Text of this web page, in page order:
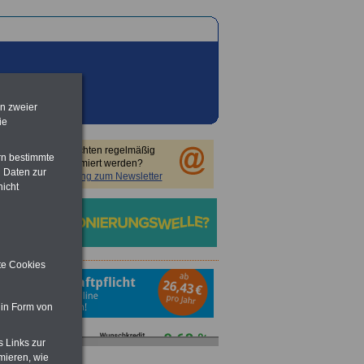
Sie möchten regelmäßig
informiert werden?
Anmeldung zum Newsletter
zweier
bestimmte
Daten zur
Cookies
Form von
Links zur
wie